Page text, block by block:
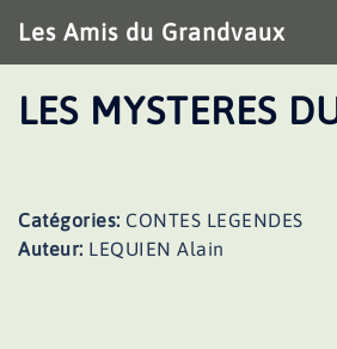
au
contenu
Les Amis du Grandvaux
LES MYSTERES
Catégories: CONTES LEGENDES
Auteur: LEQUIEN Alain